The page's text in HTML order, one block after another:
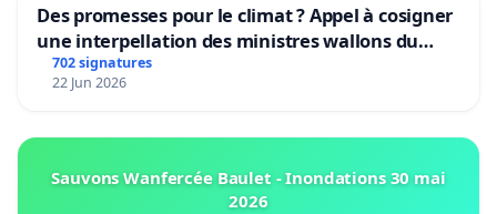
Des promesses pour le climat ? Appel à cosigner
une interpellation des ministres wallons du
climat et de l’environnement.
702 signatures
22 Jun 2026
Sauvons Wanfercée Baulet - Inondations 30 mai
2026